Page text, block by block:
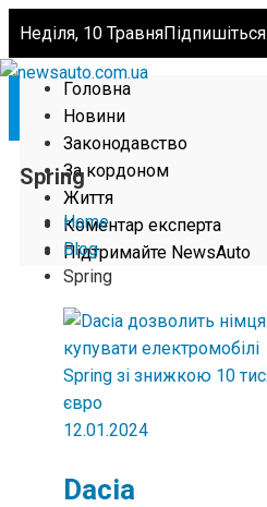
Неділя, 10 ТравняПідпишіться
Головна
Новини
Законодавство
За кордоном
Життя
Коментар експерта
Підтримайте NewsAuto
Spring
Home
Blog
Spring
12.01.2024
Dacia